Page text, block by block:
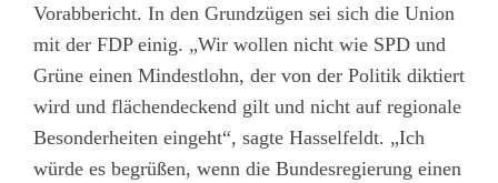
Vorabbericht. In den Grundzügen sei sich die Union
mit der FDP einig. „Wir wollen nicht wie SPD und
Grüne einen Mindestlohn, der von der Politik diktiert
wird und flächendeckend gilt und nicht auf regionale
Besonderheiten eingeht“, sagte Hasselfeldt. „Ich
würde es begrüßen, wenn die Bundesregierung einen